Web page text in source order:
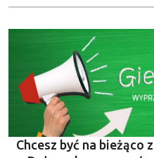
Chcesz być na bieżąco